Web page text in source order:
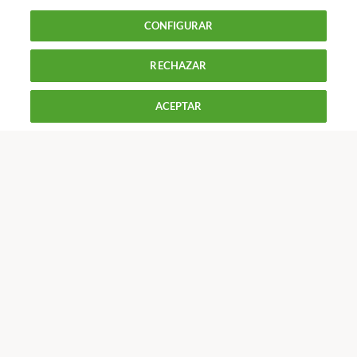
Alimentación : Alimentos
Recuerda: está prohibido
De L a J de 9 a 18 h y V de 9 a 14 h
CONFIGURAR
RECHAZAR
ACEPTAR